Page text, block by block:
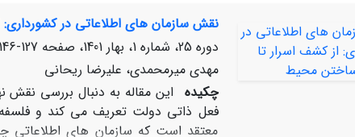
نقش سازمان‏ های اطلاعاتی در
دوره 25، شماره 1، بهار 1401، صفحه
127-146
مهدی میرمحمدی، علیرضا ریحانی
چکیده این مقاله به دنبال بررسی نقش
فعل ذاتی دولت تعریف می‏ کند و فلسفه
معتقد است که سازمان ‏های اطلاعاتی